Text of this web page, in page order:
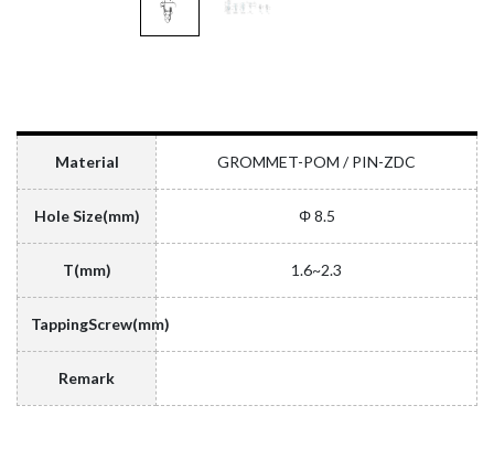
Material GROMMET-POM / PIN-ZDC
Hole Size(mm) Φ 8.5
T(mm) 1.6~2.3
TappingScrew(mm)
Remark